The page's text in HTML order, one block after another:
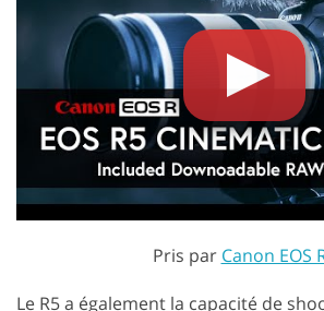
Pris par Canon EOS
Le R5 a également la capacité de